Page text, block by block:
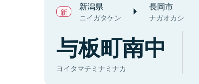
新潟県
ニイガタケン
長岡市
ナガオカシ
与板町南中
ヨイタマチミナミナカ